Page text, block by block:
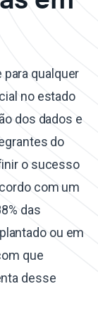
qualquer
no estado
dos dados e
do
o sucesso
com um
das
ou em
que
desse